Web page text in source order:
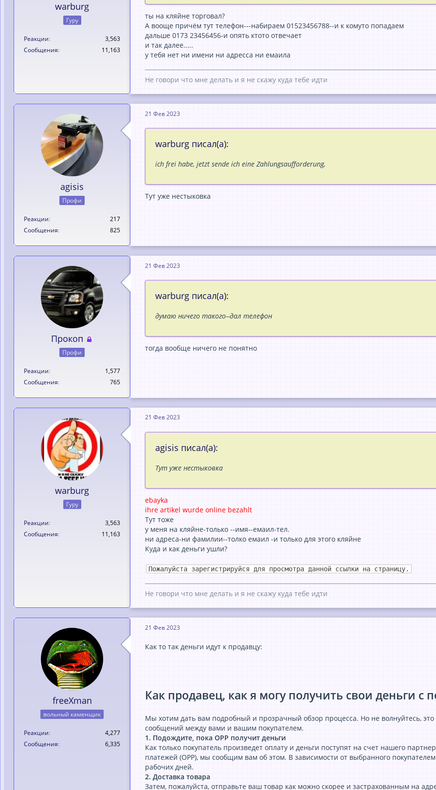
warburg
Гуру
Реакции
3,563
Сообщения
11,163
ты на кляйне торговал?
А вооще причём тут телефон---набираем 01523456788--и к комуто попадаем
дальше 0173 23456456-и опять ктото отвечает
и так далее.....
у тебя нет ни имени ни адресса ни емаила
Не говори что мне делать и я не скажу куда тебе идти
agisis
Профи
Реакции
217
Сообщения
825
21 Фев 2023
warburg писал(а):
ich frei habe, jetzt sende ich eine Zahlungsaufforderung,
Тут уже нестыковка
Прокоп
Профи
Реакции
1,577
Сообщения
765
21 Фев 2023
warburg писал(а):
думаю ничего такого--дал телефон
тогда вообще ничего не понятно
warburg
Гуру
Реакции
3,563
Сообщения
11,163
21 Фев 2023
agisis писал(а):
Тут уже нестыковка
ebayka
ihre artikel wurde online bezahlt
Тут тоже
у меня на кляйне-только --имя--емаил-тел.
ни адреса-ни фамилии--толко емаил -и только для этого кляйне
Куда и как деньги ушли?
Пожалуйста зарегистрируйся для просмотра данной ссылки на страницу.
Не говори что мне делать и я не скажу куда тебе идти
freeXman
вольный каменщик
Реакции
4,277
Сообщения
6,335
21 Фев 2023
Как то так деньги идут к продавцу:
Как продавец, как я могу получить свои деньги
Мы хотим дать вам подробный и прозрачный обзор процесса. Но не волнуйтесь,
сообщений между вами и вашим покупателем.
1. Подождите, пока OPP получит деньги
Как только покупатель произведет оплату и деньги поступят на счет нашего
платежей (OPP), мы сообщим вам об этом. В зависимости от выбранного
рабочих дней.
2. Доставка товара
Затем, пожалуйста, отправьте ваш товар как можно скорее и застрахованным на